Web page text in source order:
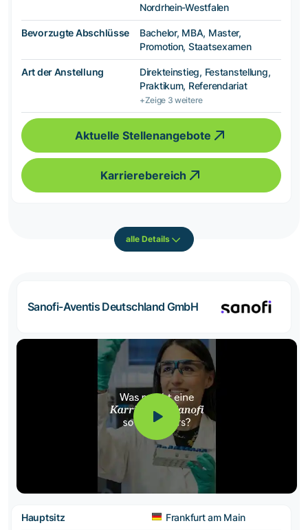
Nordrhein-Westfalen
Bevorzugte Abschlüsse
Bachelor, MBA, Master,
Promotion, Staatsexamen
Art der Anstellung
Direkteinstieg, Festanstellung,
Praktikum, Referendariat
+Zeige 3 weitere
Aktuelle Stellenangebote
Karrierebereich
alle Details
Sanofi-Aventis Deutschland GmbH
Hauptsitz Frankfurt am Main